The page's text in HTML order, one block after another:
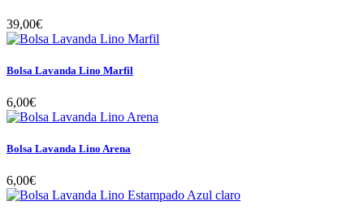
39,00€
Bolsa Lavanda Lino Marfil
6,00€
Bolsa Lavanda Lino Arena
6,00€